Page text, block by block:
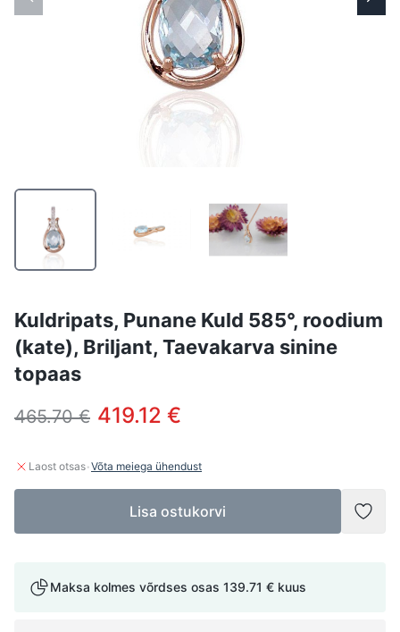
Kuldripats, Punane Kuld 585°, roodium
(kate), Briljant, Taevakarva sinine
topaas
465.70 € 419.12 €
Laost otsas·Võta meiega ühendust
Lisa ostukorvi
Maksa kolmes võrdses osas 139.71 € kuus